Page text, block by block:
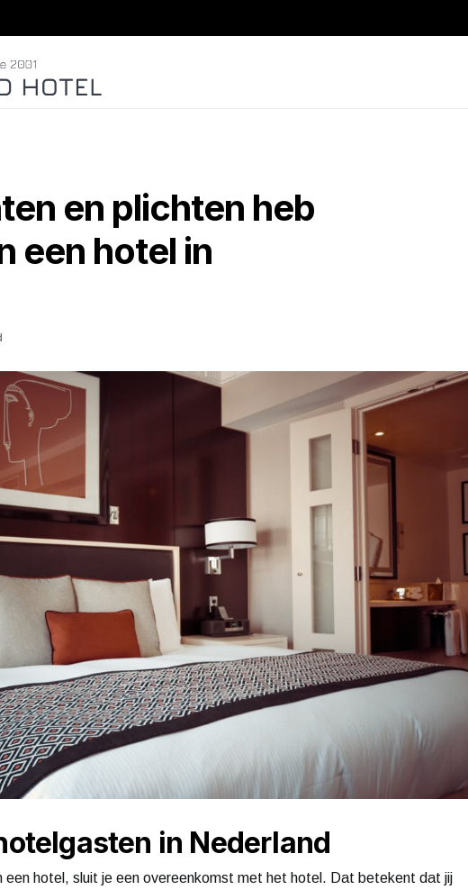
en plichten heb
een hotel in
in Nederland
een hotel, sluit je een overeenkomst met het hotel. Dat betekent dat jij